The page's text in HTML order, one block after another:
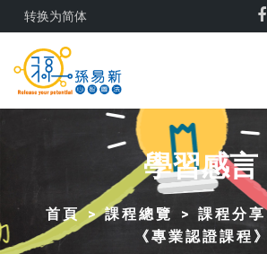
转换为简体
學習感言
首頁 課程總覽 課程分享
《專業認證課程》